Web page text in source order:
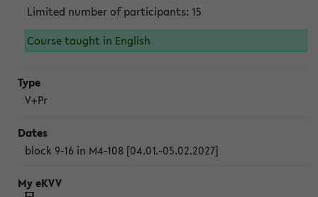
Limited number of participants: 15
Course taught in English
V+Pr
block 9-16 in M4-108 [04.01.-05.02.2027]